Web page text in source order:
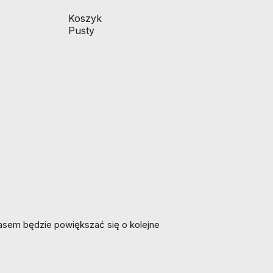
Koszyk
Pusty
będzie powiększać się o kolejne